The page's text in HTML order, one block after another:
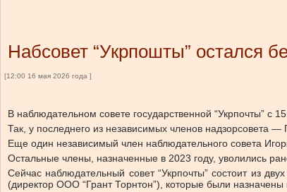
Набсовет “Укрпошты” остался
[12:00 16 мая 2026 года ]
В наблюдательном совете государственной “Укрпочты” с
Так, у последнего из независимых членов надзорсовета
Еще один независимый член наблюдательного совета
Остальные члены, назначенные в 2023 году, уволились
Сейчас наблюдательный совет “Укрпочты” состоит из
(директор ООО “Грант Торнтон”), которые были назначены